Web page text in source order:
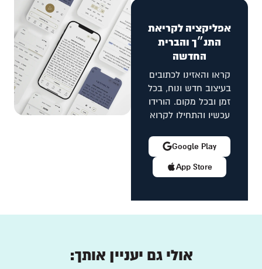
אפליקציה לקריאת
התנ״ך והברית
החדשה
קראו והאזינו לכתובים
בעיצוב חדש ונוח, בכל
זמן ובכל מקום. הורידו
עכשיו והתחילו לקרוא
App Store
Google Play
אולי גם יעניין אותך: